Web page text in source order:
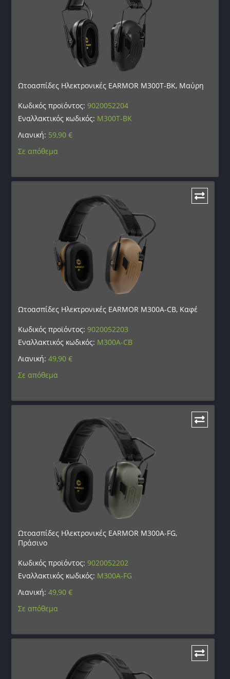
Ωτοασπίδες Ηλεκτρονικές EARMOR M300T-BK, Μαύρη
Κωδικός προϊόντος:9020052204
Εναλλακτικός κωδικός: M300T-BK
Λιανική: 59,90€
Σε απόθεμα
Ωτοασπίδες Ηλεκτρονικές EARMOR M300A-CB, Καφέ
Κωδικός προϊόντος:9020052203
Εναλλακτικός κωδικός: M300A-CB
Λιανική:49,90€
Σε απόθεμα
Ωτοασπίδες Ηλεκτρονικές EARMOR M300A-FG,
Πράσινο
Κωδικός προϊόντος:9020052202
Εναλλακτικός κωδικός: M300A-FG
Λιανική:49,90€
Σε απόθεμα